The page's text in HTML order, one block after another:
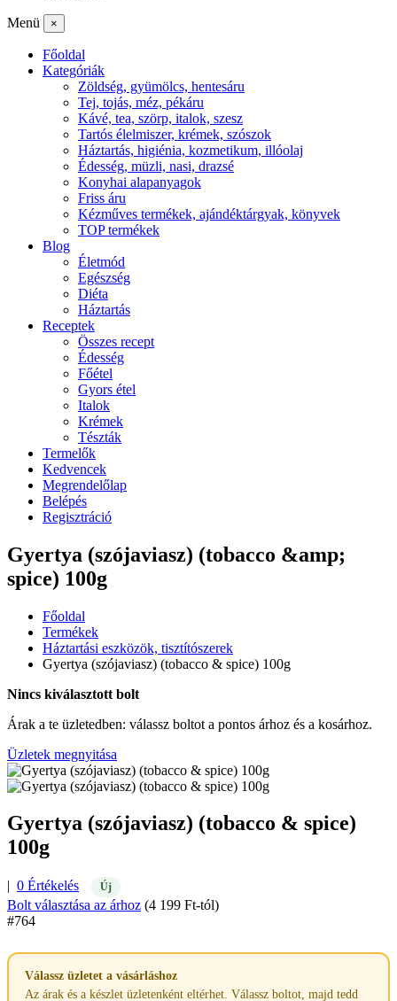
Menü ×
Főoldal
Kategóriák
Zöldség, gyümölcs, hentesáru
Tej, tojás, méz, pékáru
Kávé, tea, szörp, italok, szesz
Tartós élelmiszer, krémek, szószok
Háztartás, higiénia, kozmetikum, illóolaj
Édesség, müzli, nasi, drazsé
Konyhai alapanyagok
Friss áru
Kézműves termékek, ajándéktárgyak, könyvek
TOP termékek
Blog
Életmód
Egészség
Diéta
Háztartás
Receptek
Összes recept
Édesség
Főétel
Gyors étel
Italok
Krémek
Tészták
Termelők
Kedvencek
Megrendelőlap
Belépés
Regisztráció
Gyertya (szójaviasz) (tobacco &amp;
spice) 100g
Főoldal
Termékek
Háztartási eszközök, tisztítószerek
Gyertya (szójaviasz) (tobacco & spice) 100g
Nincs kiválasztott bolt
Árak a te üzletedben: válassz boltot a pontos árhoz és a kosárhoz.
Üzletek megnyitása
Gyertya (szójaviasz) (tobacco & spice)
100g
| 0 Értékelés Új
Bolt választása az árhoz (4 199 Ft-tól)
#764
Válassz üzletet a vásárláshoz
Az árak és a készlet üzletenként eltérhet. Válassz boltot, majd tedd